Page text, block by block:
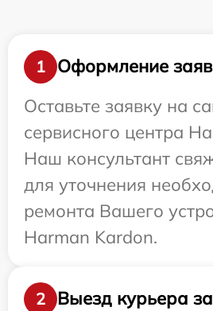
1
Оформление
Оставьте заявку на
сервисного центра
Наш консультант
для уточнения
ремонта Вашего
Harman Kardon.
2
Выезд курьера